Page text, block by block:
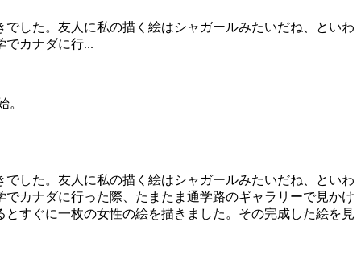
した。友人に私の描く絵はシャガールみたいだね、といわ
でカナダに行...
。
した。友人に私の描く絵はシャガールみたいだね、といわ
カナダに行った際、たまたま通学路のギャラリーで見かけ
すぐに一枚の女性の絵を描きました。その完成した絵を見